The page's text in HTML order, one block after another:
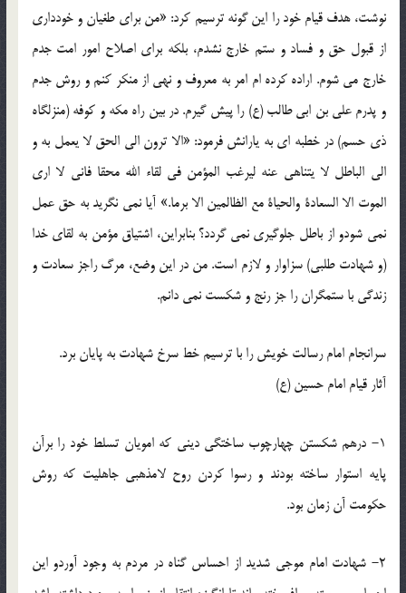
نوشت، هدف قیام خود را این گونه ترسیم کرد: «من برای طغیان و خودداری
از قبول حق و فساد و ستم خارج نشدم، بلکه برای اصلاح امور امت جدم
خارج می شوم. اراده کرده ام امر به معروف و نهی از منکر کنم و روش جدم
و پدرم علی بن ابی طالب (ع) را پیش گیرم. در بین راه مکه و کوفه (منزلگاه
ذی حسم) در خطبه ای به یارانش فرمود: «الا ترون الی الحق لا یعمل به و
الی الباطل لا یتناهی عنه لیرغب المؤمن فی لقاء الله محقا فانی لا اری
الموت الا السعادة والحیاة مع الظالمین الا برما.» آیا نمی نگرید به حق عمل
نمی شودو از باطل جلوگیری نمی گردد؟ بنابراین، اشتیاق مؤمن به لقای خدا
(و شهادت طلبی) سزاوار و لازم است. من در این وضع، مرگ راجز سعادت و
زندگی با ستمگران را جز رنج و شکست نمی دانم.
سرانجام امام رسالت خویش را با ترسیم خط سرخ شهادت به پایان برد.
آثار قیام امام حسین (ع)
1- درهم شکستن چهارچوب ساختگی دینی که امویان تسلط خود را برآن
پایه استوار ساخته بودند و رسوا کردن روح لامذهبی جاهلیت که روش
حکومت آن زمان بود.
2- شهادت امام موجی شدید از احساس گناه در مردم به وجود آوردو این